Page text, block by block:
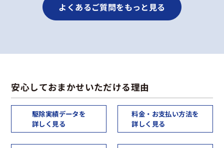
よくあるご質問をもっと見る
安心しておまかせいただける理由
駆除実績データを
詳しく見る
料金・お支払い方法を
詳しく見る